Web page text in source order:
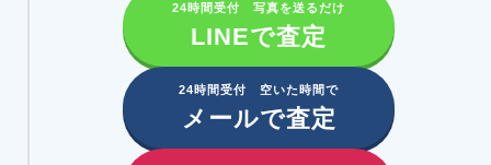
24時間受付 写真を送るだけ
LINEで査定
24時間受付 空いた時間で
メールで査定